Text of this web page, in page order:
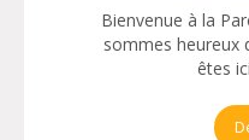
Bienvenue à la
sommes heureux
êtes